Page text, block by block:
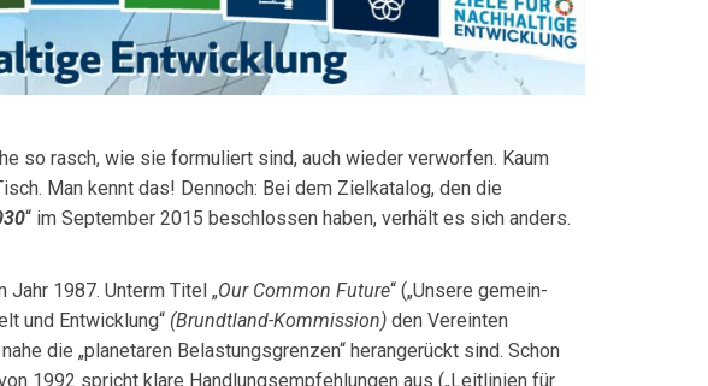
so rasch, wie sie formuliert sind, auch wieder verworfen. Kaum
Man kennt das! Dennoch: Bei dem Zielkatalog, den die
“ im September 2015 be­schlossen haben, verhält es sich anders.
1987. Unterm Titel „Our Common Future“ („Unsere gemein­
und Entwicklung“ (Brundtland-Kommission) den Verein­ten
die „planetaren Belastungsgrenzen“ her­angerückt sind. Schon
1992 spricht klare Hand­lungsempfehlungen aus („Leitlinien für